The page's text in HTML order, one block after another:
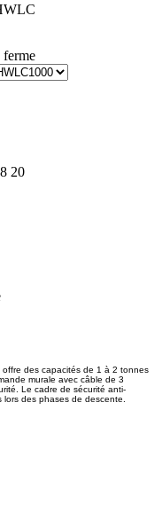
ferme
20
des capacités de 1 à 2 tonnes
murale avec câble de 3
Le cadre de sécurité anti-
lors des phases de descente.